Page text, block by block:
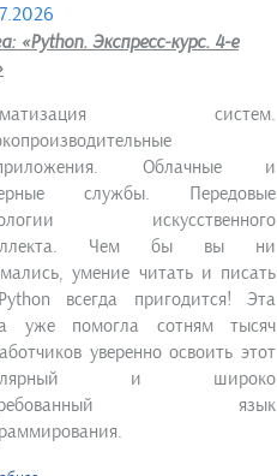
«Python. Экспресс‑курс. 4-е
систем.
Облачные и
службы. Передовые
искусственного
Чем бы вы ни
умение читать и писать
всегда пригодится! Эта
уже помогла сотням тысяч
уверенно освоить этот
и широко
язык